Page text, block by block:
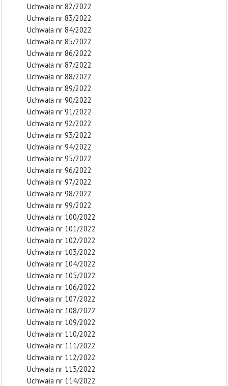
Uchwała nr 82/2022
Uchwała nr 83/2022
Uchwała nr 84/2022
Uchwała nr 85/2022
Uchwała nr 86/2022
Uchwała nr 87/2022
Uchwała nr 88/2022
Uchwała nr 89/2022
Uchwała nr 90/2022
Uchwała nr 91/2022
Uchwała nr 92/2022
Uchwała nr 93/2022
Uchwała nr 94/2022
Uchwała nr 95/2022
Uchwała nr 96/2022
Uchwała nr 97/2022
Uchwała nr 98/2022
Uchwała nr 99/2022
Uchwała nr 100/2022
Uchwała nr 101/2022
Uchwała nr 102/2022
Uchwała nr 103/2022
Uchwała nr 104/2022
Uchwała nr 105/2022
Uchwała nr 106/2022
Uchwała nr 107/2022
Uchwała nr 108/2022
Uchwała nr 109/2022
Uchwała nr 110/2022
Uchwała nr 111/2022
Uchwała nr 112/2022
Uchwała nr 113/2022
Uchwała nr 114/2022